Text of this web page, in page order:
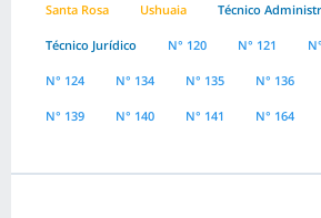
Santa Rosa Ushuaia Técnico
Técnico Jurídico N° 120 N° 121
N° 124 N° 134 N° 135 N° 136
N° 139 N° 140 N° 141 N° 164